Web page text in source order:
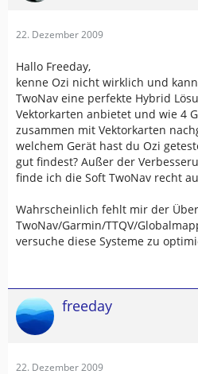
22. Dezember 2009
Hallo Freeday,
kenne Ozi nicht wirklich und
TwoNav eine perfekte Hybrid
Vektorkarten anbietet und wie 4
zusammen mit Vektorkarten
welchem Gerät hast du Ozi
gut findest? Außer der
finde ich die Soft TwoNav recht
Wahrscheinlich fehlt mir der
TwoNav/Garmin/TTQV/
versuche diese Systeme zu
freeday
22. Dezember 2009